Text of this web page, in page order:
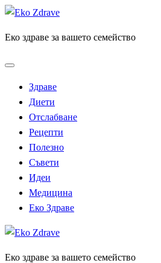
Skip
content
Еко здраве за вашето семейство
Здраве
Диети
Отслабване
Рецепти
Полезно
Съвети
Идеи
Медицина
Еко Здраве
Еко здраве за вашето семейство